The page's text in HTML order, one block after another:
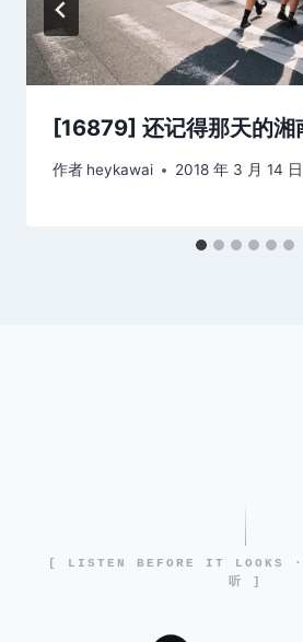
[16879] 还记得那天的湘
作者 heykawai 2018 年 3 月 14 日
[ LISTEN BEFORE IT LOOKS ·
听 ]